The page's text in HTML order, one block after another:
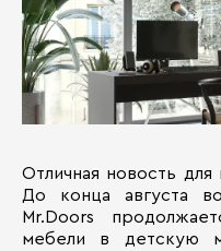
Отличная новость
До конца августа
Mr.Doors
мебели в детскую